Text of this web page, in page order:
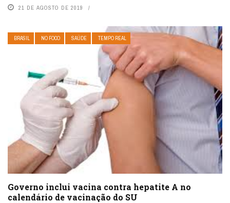
21 DE AGOSTO DE 2019
BRASIL NO FOCO SAÚDE TEMPO REAL
Governo inclui vacina contra hepatite A no
calendário de vacinação do SU